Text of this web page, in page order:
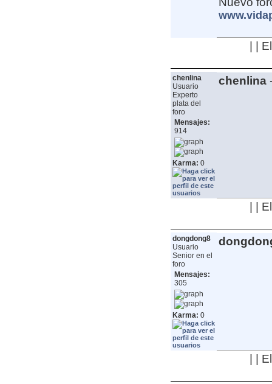
| |
chenlina
Usuario
Experto
plata del
foro
Mensajes:
914
Karma: 0
chenlina
| |
dongdong8
Usuario
Senior en el
foro
Mensajes:
305
Karma: 0
| |